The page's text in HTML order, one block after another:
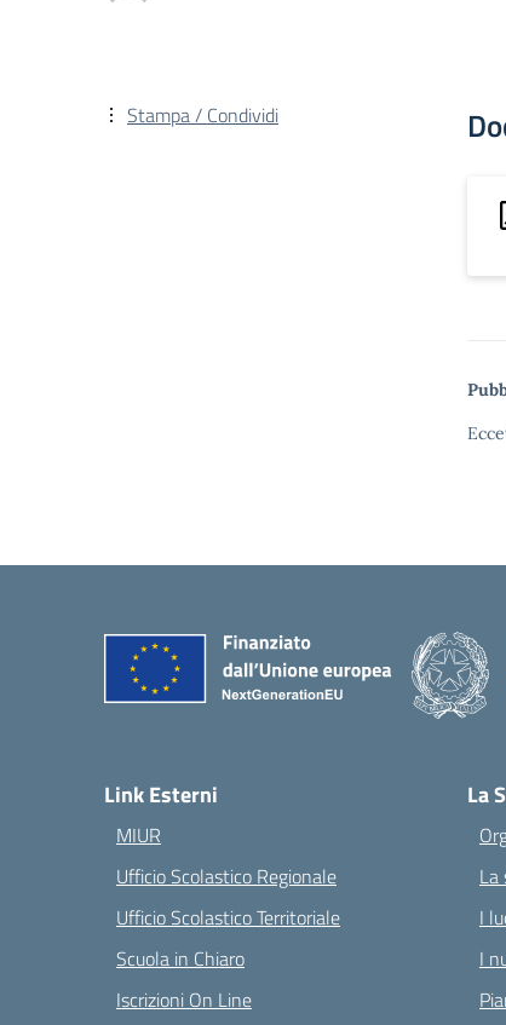
Stampa / Condividi
Link Esterni
MIUR
Ufficio Scolastico Regionale
Ufficio Scolastico Territoriale
Scuola in Chiaro
Iscrizioni On Line
La
La
I
I